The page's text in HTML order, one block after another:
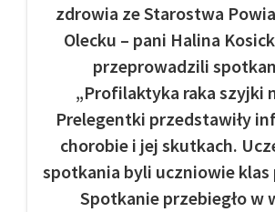
zdrowia ze Starostwa
Olecku – pani Halina
przeprowadzili
„Profilaktyka raka szyjki
Prelegentki przedstawiły
chorobie i jej skutkach.
spotkania byli uczniowie klas
Spotkanie przebiegło w